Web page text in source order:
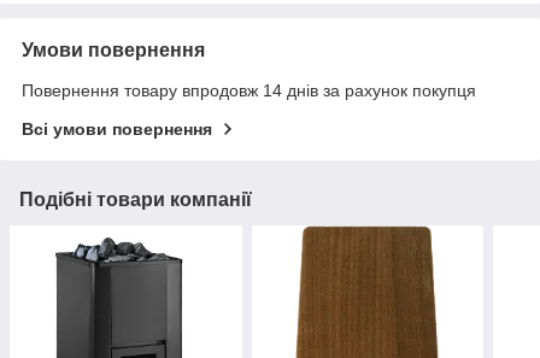
Умови повернення
Повернення товару впродовж 14 днів за рахунок покупця
Всі умови повернення
Подібні товари компанії